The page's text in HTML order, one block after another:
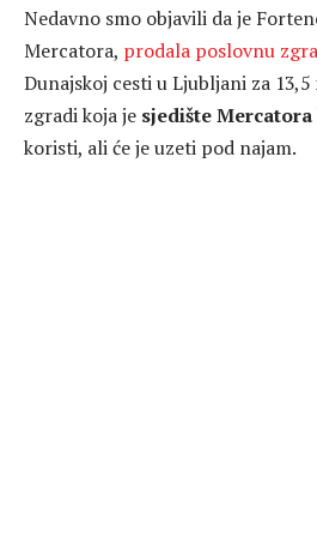
Nedavno smo objavili da je
Mercatora, prodala poslovnu
Dunajskoj cesti u Ljubljani za
zgradi koja je sjedište Mercatora
koristi, ali će je uzeti pod najam.